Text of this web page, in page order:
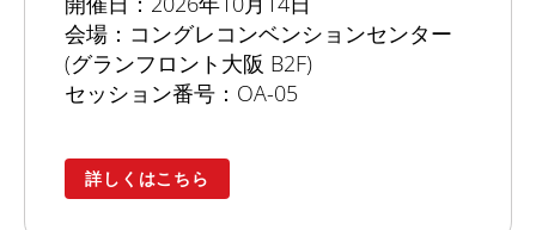
会場：コングレコンベンションセンター
(グランフロント大阪 B2F)
セッション番号：OA-05
詳しくはこちら